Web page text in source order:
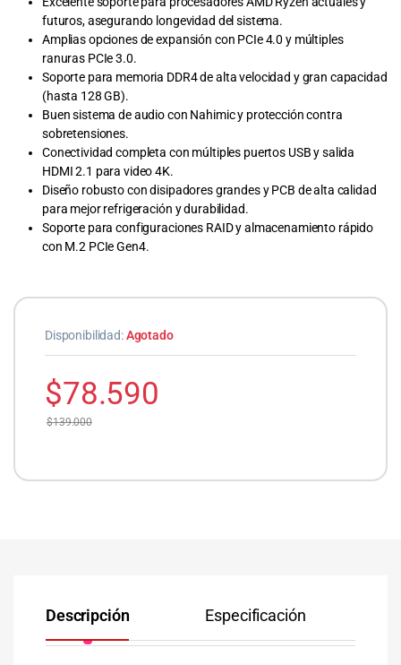
futuros, asegurando longevidad del sistema.
Amplias opciones de expansión con PCIe 4.0 y múltiples
ranuras PCIe 3.0.
Soporte para memoria DDR4 de alta velocidad y gran capacidad
(hasta 128 GB).
Buen sistema de audio con Nahimic y protección contra
sobretensiones.
Conectividad completa con múltiples puertos USB y salida
HDMI 2.1 para video 4K.
Diseño robusto con disipadores grandes y PCB de alta calidad
para mejor refrigeración y durabilidad.
Soporte para configuraciones RAID y almacenamiento rápido
con M.2 PCIe Gen4.
Disponibilidad:Agotado
$78.590
$139.000
Descripción Especificación